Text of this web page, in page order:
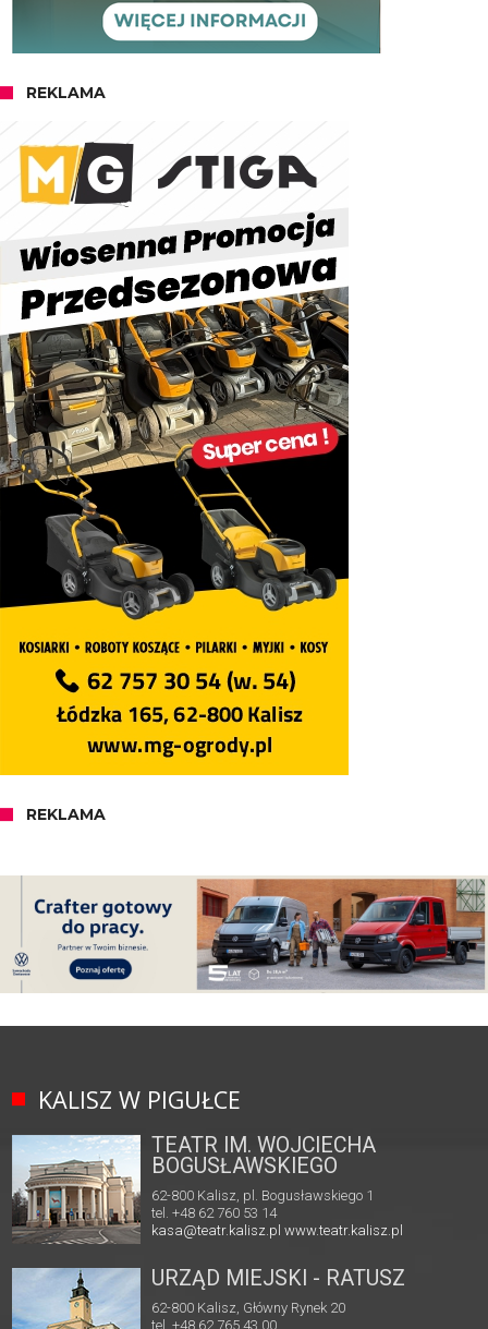
REKLAMA
REKLAMA
KALISZ W PIGUŁCE
TEATR IM. WOJCIECHA
BOGUSŁAWSKIEGO
62-800 Kalisz, pl. Bogusławskiego 1
tel. +48 62 760 53 14
kasa@teatr.kalisz.pl www.teatr.kalisz.pl
URZĄD MIEJSKI - RATUSZ
62-800 Kalisz, Główny Rynek 20
tel. +48 62 765 43 00